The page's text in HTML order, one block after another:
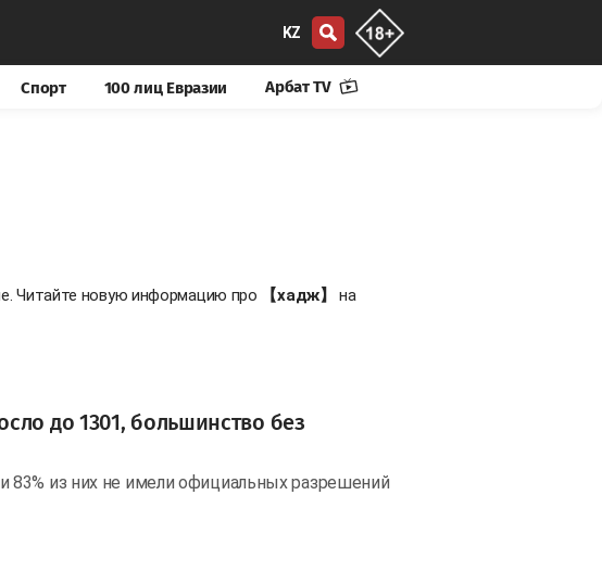
KZ
Спорт 100 лиц Евразии Арбат TV
Читайте новую информацию про 【хадж】
на
до 1301, большинство без
83% из них не имели официальных разрешений